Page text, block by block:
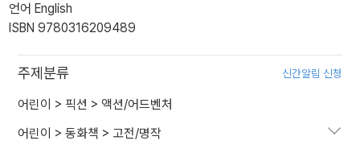
언어 English
ISBN 9780316209489
주제분류 신간알림 신청
어린이 > 픽션 > 액션/어드벤처
어린이 > 동화책 > 고전/명작